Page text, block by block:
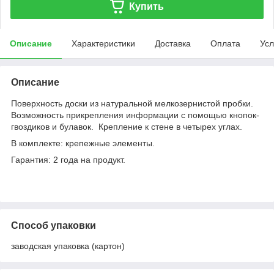
Купить
Описание Характеристики Доставка Оплата
Описание
Поверхность доски из натуральной мелкозернистой пробки.
Возможность прикрепления информации с помощью кнопок-
гвоздиков и булавок. Крепление к стене в четырех углах.
В комплекте: крепежные элементы.
Гарантия: 2 года на продукт.
Способ упаковки
заводская упаковка (картон)